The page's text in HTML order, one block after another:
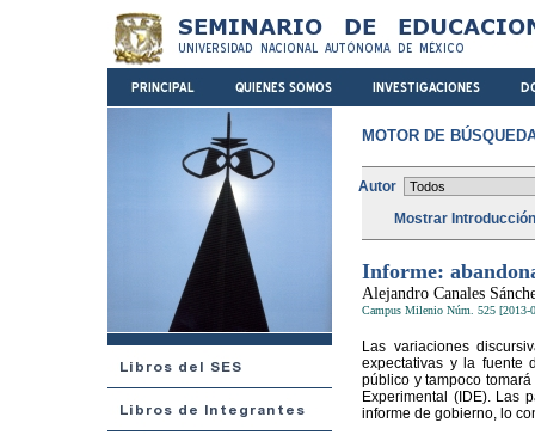
MOTOR DE
Autor
Mostrar
Informe:
Alejandro Canales
Campus Milenio Núm. 525 [2013-
Las variaciones
expectativas y la fuente
público y tampoco
Experimental (IDE). Las
informe de gobierno, lo